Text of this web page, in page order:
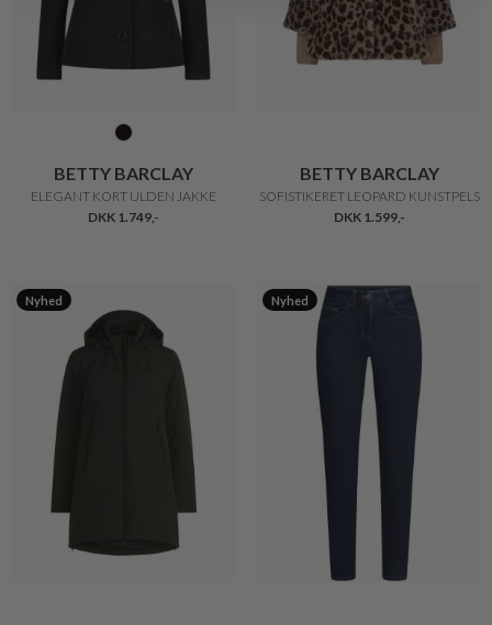
BETTY BARCLAY
ELEGANT KORT ULDEN JAKKE
DKK 1.749,-
BETTY BARCLAY
SOFISTIKERET LEOPARD KUNSTPELS
DKK 1.599,-
Nyhed Nyhed